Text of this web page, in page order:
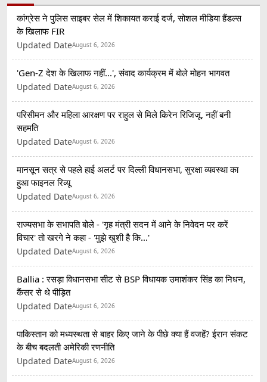
कांग्रेस ने पुलिस साइबर सेल में शिकायत कराई दर्ज, सोशल मीडिया हैंडल्स
के खिलाफ FIR
Updated DateAugust 6, 2026
'Gen-Z देश के खिलाफ नहीं...', संवाद कार्यक्रम में बोले मोहन भागवत
Updated DateAugust 6, 2026
परिसीमन और महिला आरक्षण पर राहुल से मिले किरेन रिजिजू, नहीं बनी
सहमति
Updated DateAugust 6, 2026
मानसून सत्र से पहले हाई अलर्ट पर दिल्ली विधानसभा, सुरक्षा व्यवस्था का
हुआ फाइनल रिव्यू
Updated DateAugust 6, 2026
राज्यसभा के सभापति बोले - 'गृह मंत्री सदन में आने के निवेदन पर करें
विचार' तो खरगे ने कहा - 'मुझे खुशी है कि...'
Updated DateAugust 6, 2026
Ballia : रसड़ा विधानसभा सीट से BSP विधायक उमाशंकर सिंह का निधन,
कैंसर से थे पीड़ित
Updated DateAugust 6, 2026
पाकिस्तान को मध्यस्थता से बाहर किए जाने के पीछे क्या हैं वजहें? ईरान संकट
के बीच बदलती अमेरिकी रणनीति
Updated DateAugust 6, 2026